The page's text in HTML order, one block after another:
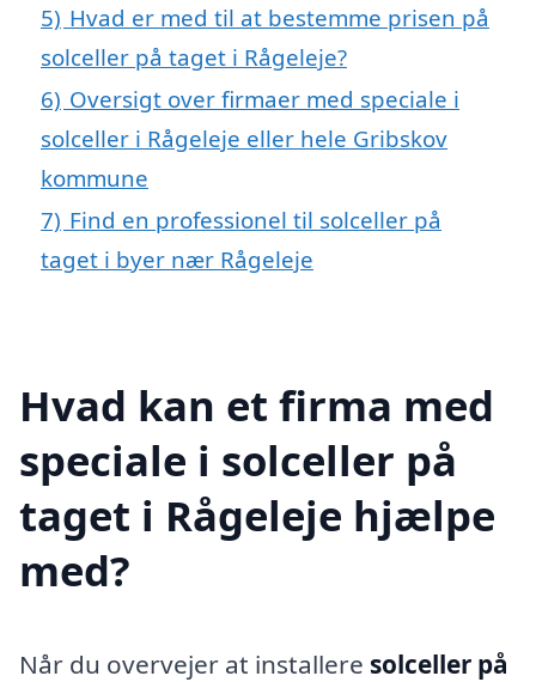
5) Hvad er med til at bestemme prisen på
solceller på taget i Rågeleje?
6) Oversigt over firmaer med speciale i
solceller i Rågeleje eller hele Gribskov
kommune
7) Find en professionel til solceller på
taget i byer nær Rågeleje
Hvad kan et firma med
speciale i solceller på
taget i Rågeleje hjælpe
med?
Når du overvejer at installere solceller på